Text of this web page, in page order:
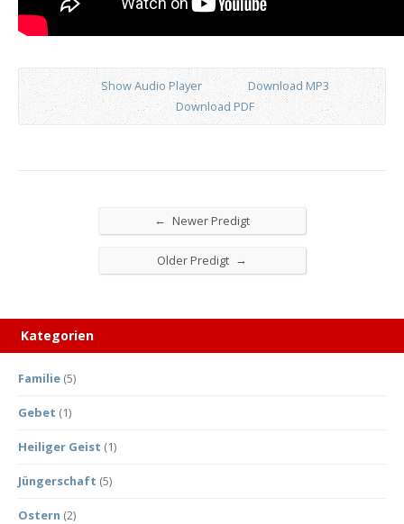
Show Audio Player
Download MP3
Download PDF
← Newer Predigt
Older Predigt →
Kategorien
Familie (5)
Gebet (1)
Heiliger Geist (1)
Jüngerschaft (5)
Ostern (2)